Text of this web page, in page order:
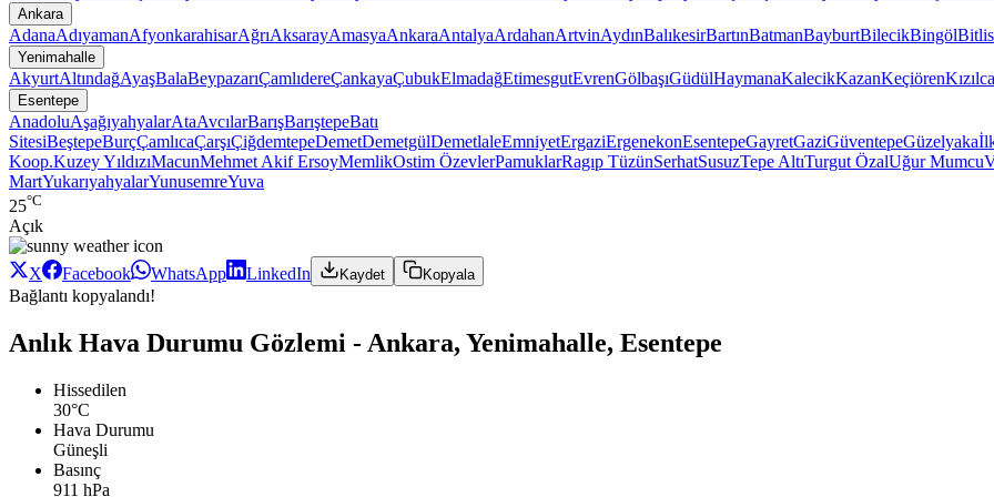
Ankara
AdanaAdıyamanAfyonkarahisarAğrıAksarayAmasyaAnkaraAntalyaArdahanArtvinAydınBalıkesirBartınBatmanBayburtBilecikBingölBitlis
Yenimahalle
AkyurtAltındağAyaşBalaBeypazarıÇamlıdereÇankayaÇubukElmadağEtimesgutEvrenGölbaşıGüdülHaymanaKalecikKazanKeçiören
Esentepe
AnadoluAşağıyahyalarAtaAvcılarBarışBarıştepeBatı
SitesiBeştepeBurçÇamlıcaÇarşıÇiğdemtepeDemetDemetgülDemetlaleEmniyetErgaziErgenekonEsentepeGayretGaziGüventepeGüzelyaka
Koop.Kuzey YıldızıMacunMehmet Akif ErsoyMemlikOstim ÖzevlerPamuklarRagıp TüzünSerhatSusuzTepe AltıTurgut ÖzalUğur Mumcu
MartYukarıyahyalarYunusemreYuva
25°C
Açık
X Facebook WhatsApp LinkedIn Kaydet Kopyala
Bağlantı kopyalandı!
Anlık Hava Durumu Gözlemi - Ankara, Yenimahalle, Esentepe
Hissedilen
30°C
Hava Durumu
Güneşli
Basınç
911 hPa